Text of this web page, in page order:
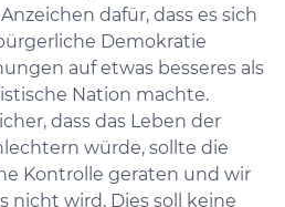
dafür, dass es sich
Demokratie
auf etwas besseres als
Nation machte.
dass das Leben der
würde, sollte die
Kontrolle geraten und wir
nicht wird. Dies soll keine